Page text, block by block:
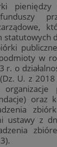
statutowych
w
r. o
U. z
organizacje
oraz
ustawy z